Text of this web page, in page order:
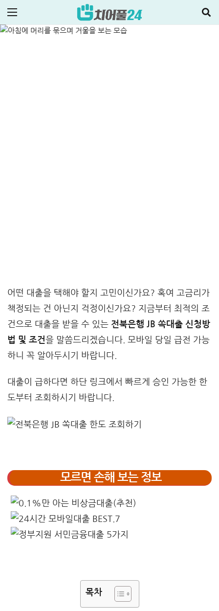
신용대출
어떤 대출을 택해야 할지 고민이신가요? 혹여 고금리가
책정되는 건 아닌지 걱정이신가요? 지금부터 최적의 조
건으로 대출을 받을 수 있는 전북은행 JB 쏙대출 신청방
법 및 조건을 말씀드리겠습니다. 모바일 당일 급전 가능
하니 꼭 알아두시기 바랍니다.
대출이 급하다면 하단 링크에서 빠르게 승인 가능한 한
도부터 조회하시기 바랍니다.
모르면 손해 보는 정보
목차